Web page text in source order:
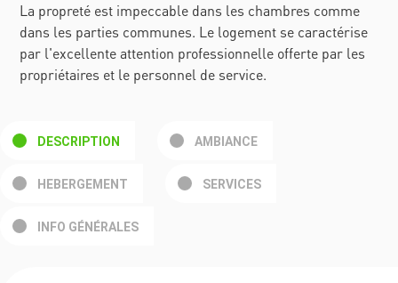
La propreté est impeccable dans les chambres comme
dans les parties communes. Le logement se caractérise
par l'excellente attention professionnelle offerte par les
propriétaires et le personnel de service.
DESCRIPTION AMBIANCE
HEBERGEMENT SERVICES
INFO GÉNÉRALES